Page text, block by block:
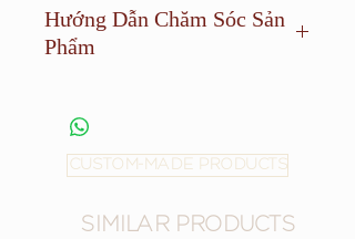
Hướng Dẫn Chăm Sóc Sản
Phẩm
phơi dưới ánh sáng quá mạnh.
CUSTOM-MADE PRODUCTS
SIMILAR PRODUCTS